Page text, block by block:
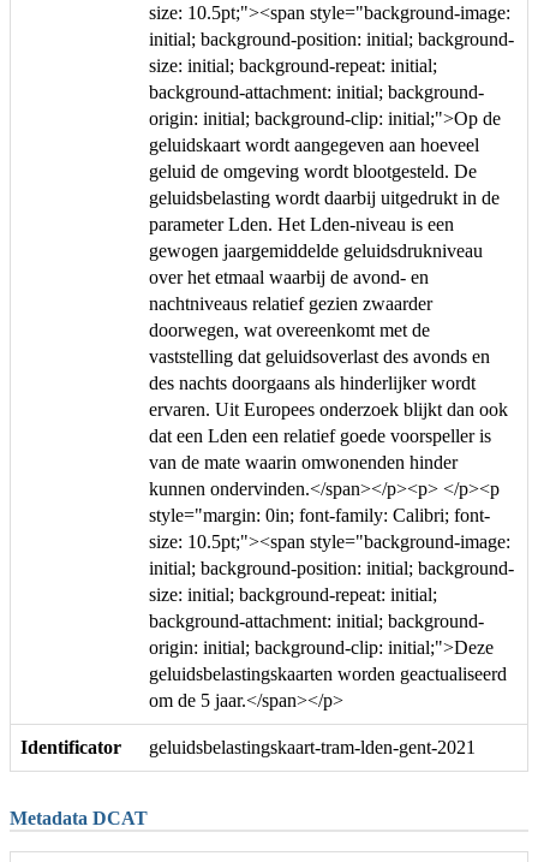
size: 10.5pt;"><span style="background-image:
initial; background-position: initial; background-
size: initial; background-repeat: initial;
background-attachment: initial; background-
origin: initial; background-clip: initial;">Op de
geluidskaart wordt aangegeven aan hoeveel
geluid de omgeving wordt blootgesteld. De
geluidsbelasting wordt daarbij uitgedrukt in de
parameter Lden. Het Lden-niveau is een
gewogen jaargemiddelde geluidsdrukniveau
over het etmaal waarbij de avond- en
nachtniveaus relatief gezien zwaarder
doorwegen, wat overeenkomt met de
vaststelling dat geluidsoverlast des avonds en
des nachts doorgaans als hinderlijker wordt
ervaren. Uit Europees onderzoek blijkt dan ook
dat een Lden een relatief goede voorspeller is
van de mate waarin omwonenden hinder
kunnen ondervinden.</span></p><p> </p><p
style="margin: 0in; font-family: Calibri; font-
size: 10.5pt;"><span style="background-image:
initial; background-position: initial; background-
size: initial; background-repeat: initial;
background-attachment: initial; background-
origin: initial; background-clip: initial;">Deze
geluidsbelastingskaarten worden geactualiseerd
om de 5 jaar.</span></p>
Identificator geluidsbelastingskaart-tram-lden-gent-2021
Metadata DCAT